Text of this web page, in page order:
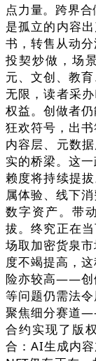
点力量。跨界
是孤立的内容
书，转售从动
投契炒做，场
元、文创、教
无限，读者采
权益。创做者
狂欢符号，出
内容层、元数
实的桥梁。这
赖度将持续提
属体验、线下
数字资产。带
拔。终究正在
场取加密货泉
度不竭提高，
险亦较高——创
等问题仍需法
聚焦细分赛道
合约实现了版
合：AI生成内